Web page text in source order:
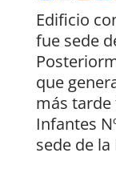
Edificio
fue sede
que
más tarde
Infantes
sede de